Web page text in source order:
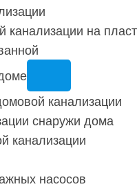
канализации на
канализации
снаружи дома
канализации
насосов